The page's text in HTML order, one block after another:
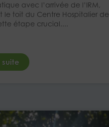
avec l’arrivée de l’IRM,
le toit du Centre Hospitalier de
étape crucial....
suite